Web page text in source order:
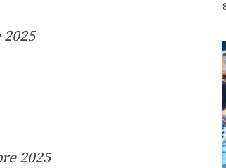
2025